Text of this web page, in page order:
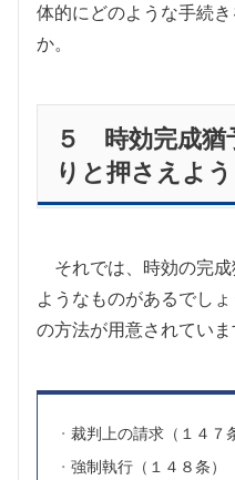
体的にどのような手続
か。
５ 時効完成猶
りと押さえよう
それでは、時効の完成
ようなものがあるでし
の方法が用意されていま
裁判上の請求（１４７
強制執行（１４８条）